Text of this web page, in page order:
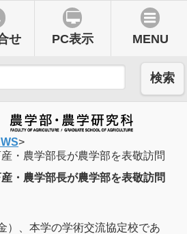
せ PC表示 MENU
検索
>
・農学部長が農学部を表敬訪問
・農学部長が農学部を表敬訪問
、本学の学術交流協定校であ